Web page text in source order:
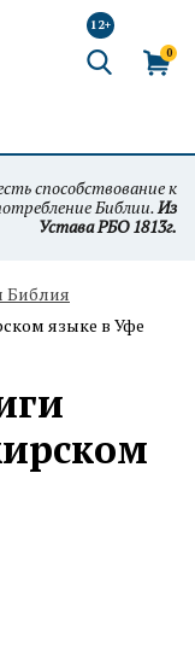
12+
0
способствование к
Библии.Из
Устава РБО 1813г.
Библия
языке в Уфе